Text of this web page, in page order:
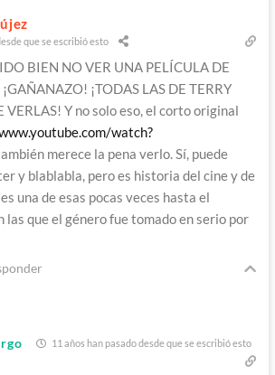
que se escribió esto
BIEN NO VER UNA PELÍCULA DE
¡TODAS LAS DE TERRY
VERLAS! Y no solo eso, el corto original
watch?
merece la pena verlo. Sí, puede
y blablabla, pero es historia del cine y de
una de esas pocas veces hasta el
las que el género fue tomado en serio por
11 años han pasado desde que se escribió esto